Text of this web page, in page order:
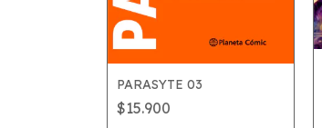
PARASYTE 03
$15.900